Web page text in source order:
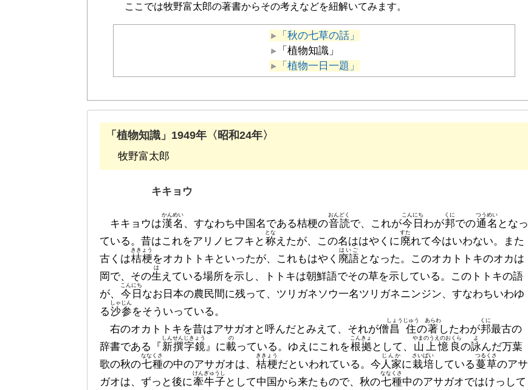
ここでは牧野富太郎の著書からその考えなどを紐解いてみます。
「秋の七草の話」
「植物知識」
「植物一日一題」
「植物知識」1949年〈昭和24年〉
牧野富太郎
キキョウ
キキョウは漢名
かんめい
、すなわち中国名である桔梗の音読
おんどく
で、これが今日
こんにち
わが邦
くに
での通名
つうめい
となっ
ている。昔はこれをアリノヒフキと 称
とな
えたが、この名ははやくに 廃
すた
れて今はいわない。また
古くは桔梗
ききょう
をオカトトキといったが、これもはやく 廃語
はいご
となった。このオカトトキのオカは
岡で、その生
は
えている場所を示し、トトキは朝鮮語でその草を示している。このトトキの語
が、 今日
こんにち
なお日本の農民間に残って、ツリガネソウ一名ツリガネニンジン、すなわちいわゆ
る沙参
しゃじん
をそういっている。
右のオカトトキを昔はアサガオと呼んだとみえて、それが僧 昌住
しょうじゅう
の著
あらわ
したわが邦
くに
最古の
辞書である『新撰字鏡
しんせんじきょう
』に載
の
っている。ゆえにこれを根拠
こんきょ
として、 山上憶良
やまのうえのおくら
の詠
よ
んだ万葉
歌の秋の七種
ななくさ
の中のアサガオは、 桔梗
ききょう
だといわれている。今 人家
じんか
に栽培
さいばい
している蔓草
つるくさ
のアサ
ガオは、ずっと後に牽牛子
けんぎゅうし
として中国から来たもので、秋の七種
ななくさ
中のアサガオではけっして